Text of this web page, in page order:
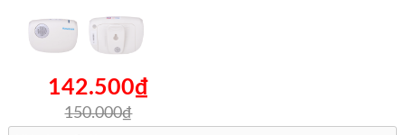
142.500₫
150.000₫